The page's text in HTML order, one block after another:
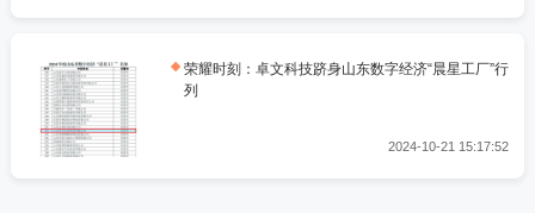
荣耀时刻：卓文科技跻身山东数字经济“晨星工厂”行
列
2024-10-21 15:17:52